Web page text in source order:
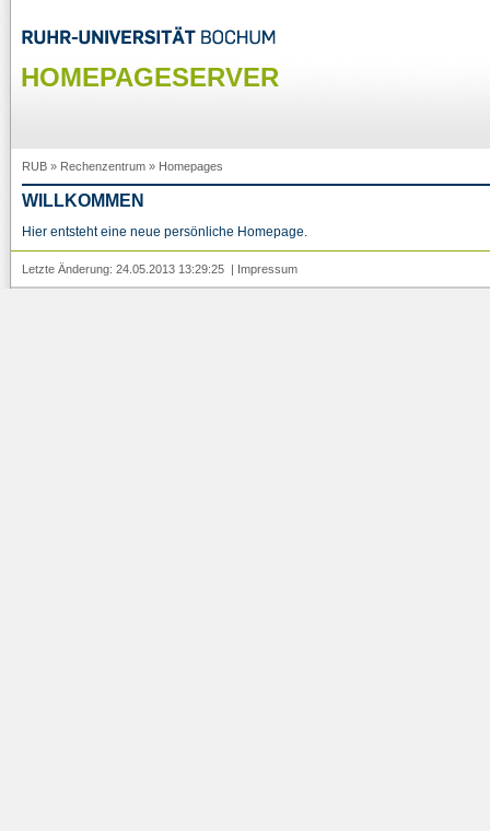
HOMEPAGESERVER
RUB » Rechenzentrum » Homepages
WILLKOMMEN
Hier entsteht eine neue persönliche Homepage.
Letzte Änderung: 24.05.2013 13:29:25 | Impressum